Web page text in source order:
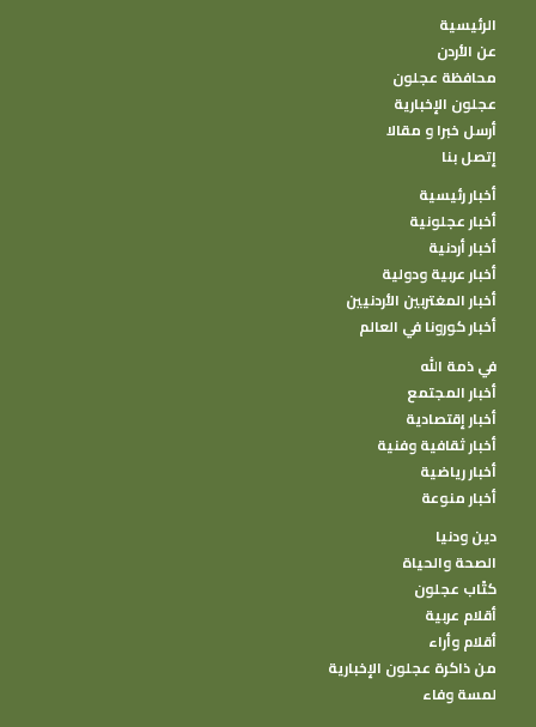
الرئيسية
عن الأردن
محافظة عجلون
عجلون الإخبارية
أرسل خبرا و مقالا
إتصل بنا
أخبار رئيسية
أخبار عجلونية
أخبار أردنية
أخبار عربية ودولية
أخبار المغتربين الأردنيين
أخبار كورونا في العالم
في ذمة الله
أخبار المجتمع
أخبار إقتصادية
أخبار ثقافية وفنية
أخبار رياضية
أخبار منوعة
دين ودنيا
الصحة والحياة
كتًاب عجلون
أقلام عربية
أقلام وأراء
من ذاكرة عجلون الإخبارية
لمسة وفاء